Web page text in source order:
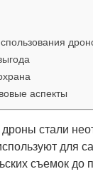
аспекты
стали
для
съемок до